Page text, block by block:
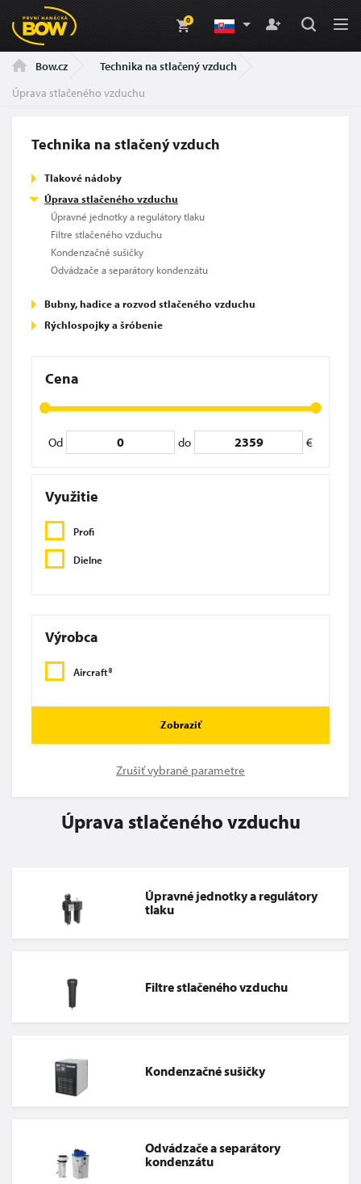
0
Bow.cz
Technika na stlačený vzduch
Úprava stlačeného vzduchu
Technika na stlačený vzduch
Tlakové nádoby
Úprava stlačeného vzduchu
Úpravné jednotky a regulátory tlaku
Filtre stlačeného vzduchu
Kondenzačné sušičky
Odvádzače a separátory kondenzátu
Bubny, hadice a rozvod stlačeného vzduchu
Rýchlospojky a šróbenie
Cena
Od do €
Využitie
Profi
Dielne
Výrobca
Aircraft®
Zobraziť
Zrušiť vybrané parametre
Úprava stlačeného vzduchu
Úpravné jednotky a regulátory
tlaku
Filtre stlačeného vzduchu
Kondenzačné sušičky
Odvádzače a separátory
kondenzátu